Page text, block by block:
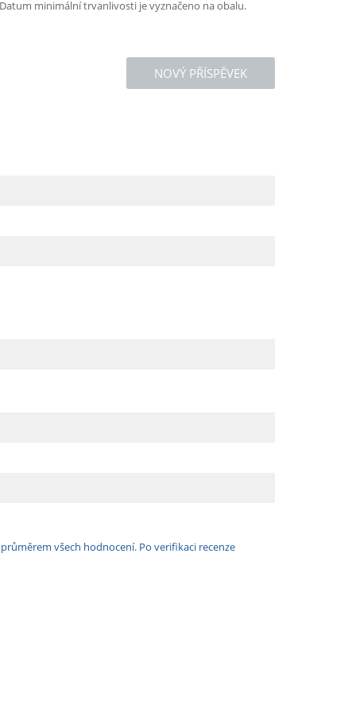
minimální trvanlivosti je vyznačeno na obalu.
NOVÝ PŘÍSPĚVEK
všech hodnocení. Po verifikaci recenze